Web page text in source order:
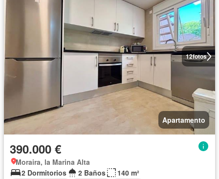
12fotos
Apartamento
390.000 €
Moraira, la Marina Alta
2 Dormitorios
2 Baños
140 m²